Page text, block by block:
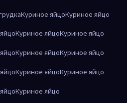
Куриное яйцоКуриное яйцо
Куриное яйцоКуриное яйцо
Куриное яйцоКуриное яйцо
Куриное яйцоКуриное яйцо
Куриное яйцо